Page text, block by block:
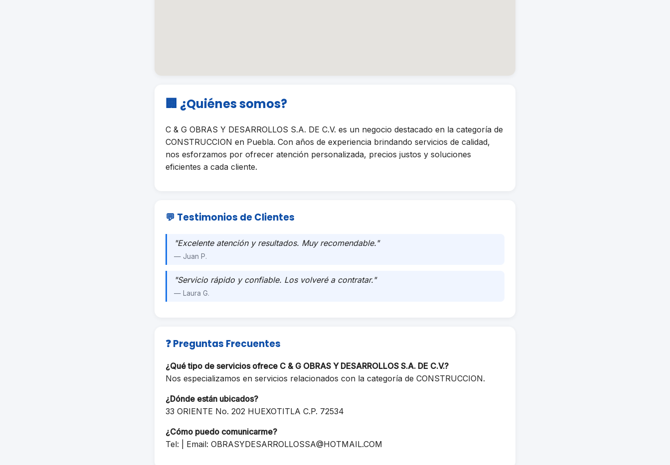
🏢 ¿Quiénes somos?
C & G OBRAS Y DESARROLLOS S.A. DE C.V. es un negocio destacado en la categoría de
CONSTRUCCION en Puebla. Con años de experiencia brindando servicios de calidad,
nos esforzamos por ofrecer atención personalizada, precios justos y soluciones
eficientes a cada cliente.
💬 Testimonios de Clientes
"Excelente atención y resultados. Muy recomendable."
— Juan P.
"Servicio rápido y confiable. Los volveré a contratar."
— Laura G.
❓ Preguntas Frecuentes
¿Qué tipo de servicios ofrece C & G OBRAS Y DESARROLLOS S.A. DE C.V.?
Nos especializamos en servicios relacionados con la categoría de CONSTRUCCION.
¿Dónde están ubicados?
33 ORIENTE No. 202 HUEXOTITLA C.P. 72534
¿Cómo puedo comunicarme?
Tel: | Email: OBRASYDESARROLLOSSA@HOTMAIL.COM